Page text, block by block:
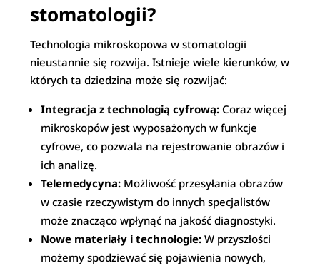
stomatologii?
Technologia mikroskopowa w stomatologii
nieustannie się rozwija. Istnieje wiele kierunków, w
których ta dziedzina może się rozwijać:
Integracja z technologią cyfrową: Coraz więcej
mikroskopów jest wyposażonych w funkcje
cyfrowe, co pozwala na rejestrowanie obrazów i
ich analizę.
Telemedycyna: Możliwość przesyłania obrazów
w czasie rzeczywistym do innych specjalistów
może znacząco wpłynąć na jakość diagnostyki.
Nowe materiały i technologie: W przyszłości
możemy spodziewać się pojawienia nowych,